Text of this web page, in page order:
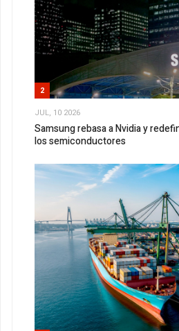
2
JUL, 10 2026
Samsung rebasa a Nvidia y
los semiconductores